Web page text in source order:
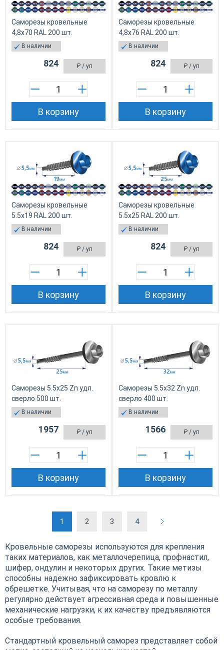
Саморезы кровельные
4,8х70 RAL 200 шт.
В наличии
₽ / уп
824
В корзину
Саморезы кровельные
4,8х76 RAL 200 шт.
В наличии
₽ / уп
824
В корзину
Саморезы кровельные
5.5х19 RAL 200 шт.
В наличии
₽ / уп
824
В корзину
Саморезы кровельные
5.5х25 RAL 200 шт.
В наличии
₽ / уп
824
В корзину
Саморезы 5.5х25 Zn удл.
сверло 500 шт.
В наличии
₽ / уп
1957
В корзину
Саморезы 5.5х32 Zn удл.
сверло 400 шт.
В наличии
₽ / уп
1566
В корзину
1 2 3 4
Кровельные саморезы используются для крепления
таких материалов, как металлочерепица, профнастил,
шифер, ондулин и некоторых других. Такие метизы
способны надежно зафиксировать кровлю к
обрешетке. Учитывая, что на саморезу по металлу
регулярно действует агрессивная среда и повышенные
механические нагрузки, к их качеству предъявляются
особые требования.
Стандартный кровельный саморез представляет собой